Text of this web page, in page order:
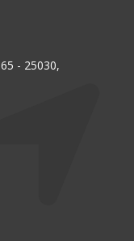
- 25030,